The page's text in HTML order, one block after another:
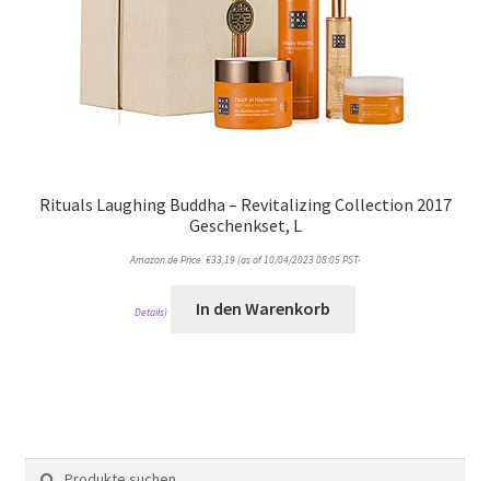
Rituals Laughing Buddha – Revitalizing Collection 2017
Geschenkset, L
Amazon.de Price:€33,19(as of 10/04/2023 08:05 PST-
Details) In den Warenkorb
Suche
Suche